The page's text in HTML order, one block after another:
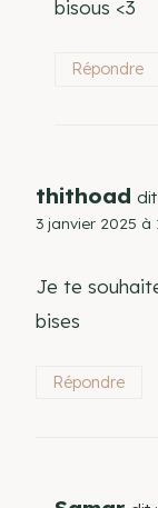
bisous <3
Répondre
thithoad dit
3 janvier 2025 à
Je te
bises
Répondre